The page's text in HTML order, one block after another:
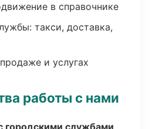
в справочнике
такси, доставка,
и услугах
работы с нами
городскими службами